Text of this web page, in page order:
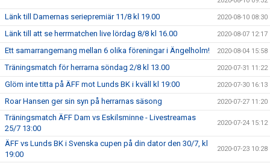
Länk till Damernas seriepremiär 11/8 kl 19.00 2020-08-10 08:30
Länk till att se herrmatchen live lördag 8/8 kl 16.00 2020-08-07 12:17
Ett samarrangemang mellan 6 olika föreningar i Ängelholm! 2020-08-04 15:58
Träningsmatch för herrarna söndag 2/8 kl 13.00 2020-07-31 11:22
Glöm inte titta på ÄFF mot Lunds BK i kväll kl 19:00 2020-07-30 16:13
Roar Hansen ger sin syn på herrarnas säsong 2020-07-27 11:20
Träningsmatch ÄFF Dam vs Eskilsminne - Livestreamas
25/7 13:00
2020-07-24 15:12
ÄFF vs Lunds BK i Svenska cupen på din dator den 30/7, kl
19:00
2020-07-23 10:28